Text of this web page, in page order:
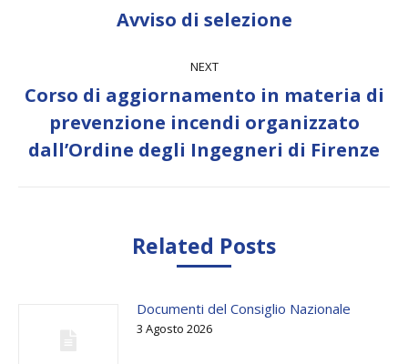
Previous
Avviso di selezione
NEXT
Next
Corso di aggiornamento in materia di
prevenzione incendi organizzato
dall’Ordine degli Ingegneri di Firenze
Related Posts
Documenti del Consiglio Nazionale
3 Agosto 2026